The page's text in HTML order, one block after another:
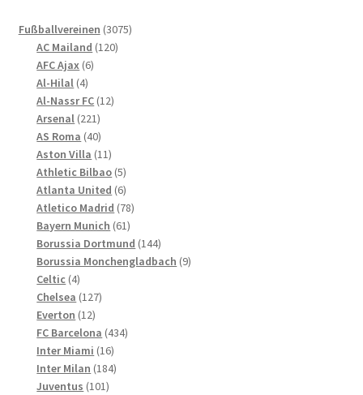
Fußballvereinen 30753075
AC Mailand 120120
AFC Ajax 66
Al-Hilal 44
Produkte
Al-Nassr FC 1212
Arsenal 221221
Produkte
AS Roma 4040
Produkte
Aston Villa 1111
Produkte
Athletic Bilbao 55
Produkte
Atlanta United 66
Produkte
Atletico Madrid 7878
Bayern Munich 6161
Produkte
Borussia Dortmund 144144
Produkte
Borussia Monchengladbach 99
Celtic 44
Produkte
Chelsea 127127
Everton 1212
Produkte
FC Barcelona 434434
Inter Miami 1616
Produkte
Inter Milan 184184
Juventus 101101